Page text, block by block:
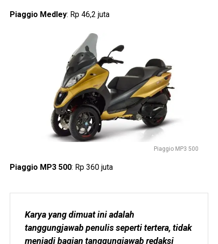
Piaggio Medley: Rp 46,2 juta
Piaggio MP3 500
Piaggio MP3 500: Rp 360 juta
Karya yang dimuat ini adalah
tanggungjawab penulis seperti tertera, tidak